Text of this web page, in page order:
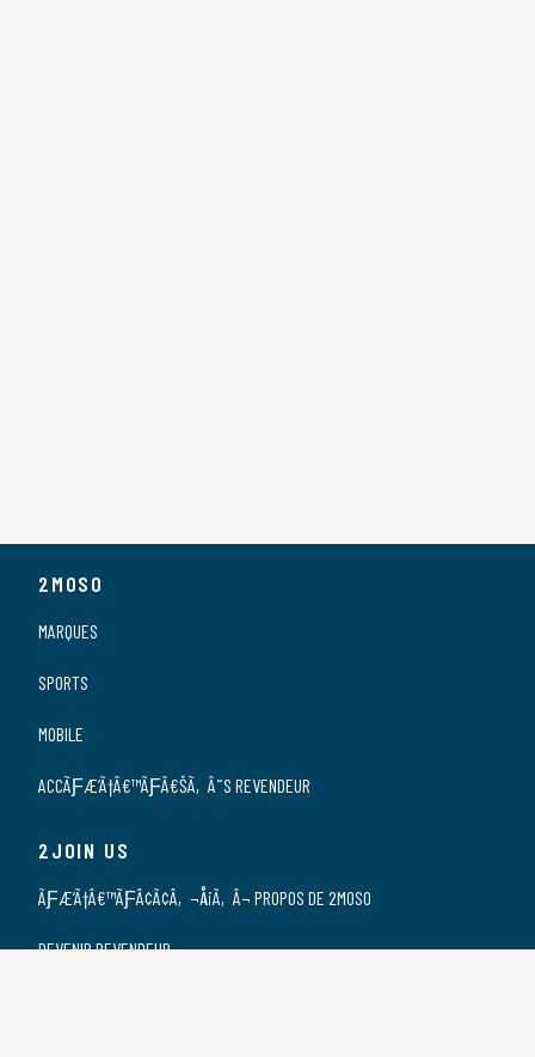
2MOSO
MARQUES
SPORTS
MOBILE
ACCÃƑÆ’Ã†Â€™ÃƑÂ€ŠÃ‚Â¨S REVENDEUR
2JOIN US
ÃƑÆ’Ã†Â€™ÃƑÂ¢Ã¢Â‚¬Å¡Ã‚Â¬ PROPOS DE 2MOSO
DEVENIR REVENDEUR